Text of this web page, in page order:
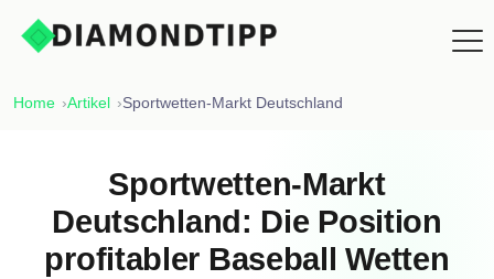
Home Artikel Sportwetten-Markt Deutschland
Sportwetten-Markt
Deutschland: Die Position
profitabler Baseball Wetten